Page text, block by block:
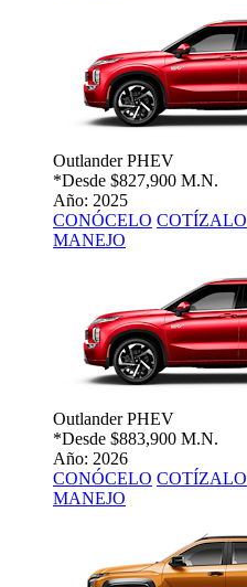
Outlander PHEV
*Desde $827,900 M.N.
Año: 2025
CONÓCELO COTÍZALO
MANEJO
Outlander PHEV
*Desde $883,900 M.N.
Año: 2026
CONÓCELO COTÍZALO
MANEJO